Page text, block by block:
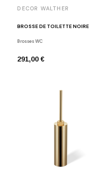
DECOR WALTHER
Brosses WC
291,00 €